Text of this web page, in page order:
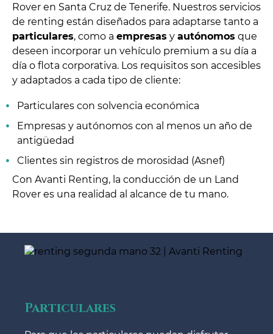
Rover en Santa Cruz de Tenerife. Nuestros servicios
de renting están diseñados para adaptarse tanto a
particulares, como a empresas y autónomos que
deseen incorporar un vehículo premium a su día a
día o flota corporativa. Los requisitos son accesibles
y adaptados a cada tipo de cliente:
Particulares con solvencia económica
Empresas y autónomos con al menos un año de
antigüedad
Clientes sin registros de morosidad (Asnef)
Con Avanti Renting, la conducción de un Land
Rover es una realidad al alcance de tu mano.
Particulares